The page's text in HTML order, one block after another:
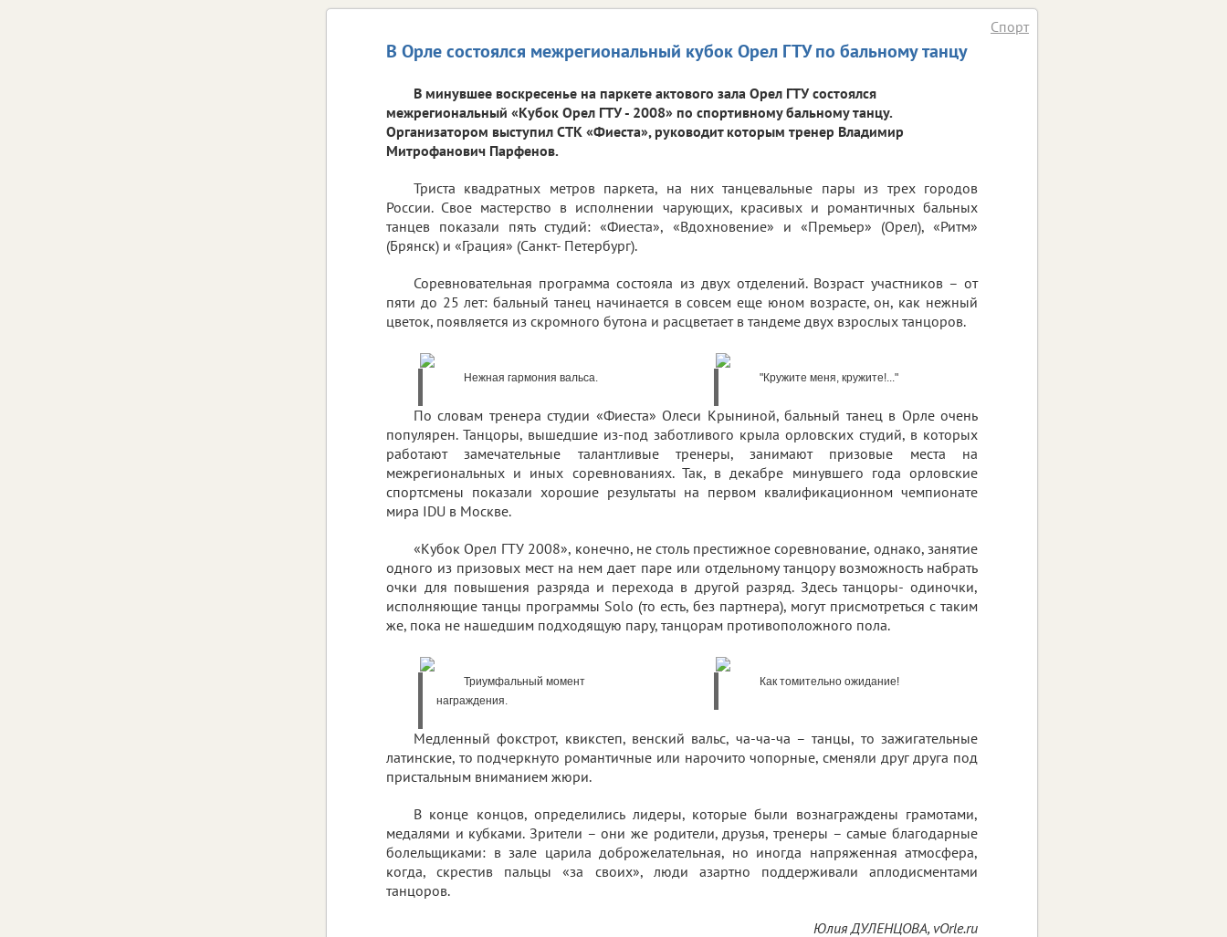
В Орле состоялся межрегиональный кубок Орел ГТУ по бальному танцу
Спорт
В минувшее воскресенье на паркете актового зала Орел ГТУ состоялся
межрегиональный «Кубок Орел ГТУ - 2008» по спортивному бальному танцу.
Организатором выступил СТК «Фиеста», руководит которым тренер Владимир
Митрофанович Парфенов.
Триста квадратных метров паркета, на них танцевальные пары из трех городов
России. Свое мастерство в исполнении чарующих, красивых и романтичных бальных
танцев показали пять студий: «Фиеста», «Вдохновение» и «Премьер» (Орел), «Ритм»
(Брянск) и «Грация» (Санкт- Петербург).
Соревновательная программа состояла из двух отделений. Возраст участников – от
пяти до 25 лет: бальный танец начинается в совсем еще юном возрасте, он, как нежный
цветок, появляется из скромного бутона и расцветает в тандеме двух взрослых танцоров.
Нежная гармония вальса. "Кружите меня, кружите!..."
По словам тренера студии «Фиеста» Олеси Крыниной, бальный танец в Орле очень
популярен. Танцоры, вышедшие из-под заботливого крыла орловских студий, в которых
работают замечательные талантливые тренеры, занимают призовые места на
межрегиональных и иных соревнованиях. Так, в декабре минувшего года орловские
спортсмены показали хорошие результаты на первом квалификационном чемпионате
мира IDU в Москве.
«Кубок Орел ГТУ 2008», конечно, не столь престижное соревнование, однако, занятие
одного из призовых мест на нем дает паре или отдельному танцору возможность набрать
очки для повышения разряда и перехода в другой разряд. Здесь танцоры- одиночки,
исполняющие танцы программы Solo (то есть, без партнера), могут присмотреться с таким
же, пока не нашедшим подходящую пару, танцорам противоположного пола.
Триумфальный момент
награждения.
Как томительно ожидание!
Медленный фокстрот, квикстеп, венский вальс, ча-ча-ча – танцы, то зажигательные
латинские, то подчеркнуто романтичные или нарочито чопорные, сменяли друг друга под
пристальным вниманием жюри.
В конце концов, определились лидеры, которые были вознаграждены грамотами,
медалями и кубками. Зрители – они же родители, друзья, тренеры – самые благодарные
болельщиками: в зале царила доброжелательная, но иногда напряженная атмосфера,
когда, скрестив пальцы «за своих», люди азартно поддерживали аплодисментами
танцоров.
Юлия ДУЛЕНЦОВА, vOrle.ru